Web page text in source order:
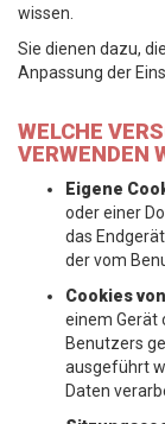
wissen.
Sie dienen dazu,
Anpassung der
WELCHE
VERWENDEN
Eigene
oder einer
das
der vom
Cookies
einem Gerät
Benutzers
ausgeführt
Daten